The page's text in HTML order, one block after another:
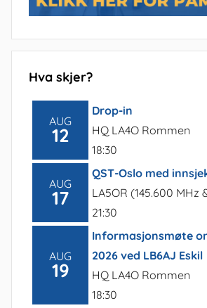
Hva skjer?
AUG
12
Drop-in
HQ LA4O Rommen
18:30
AUG
17
QST-Oslo med
LA5OR (145.600 MHz
21:30
AUG
19
Informasjonsmøte
2026 ved LB6AJ Eskil
HQ LA4O Rommen
18:30